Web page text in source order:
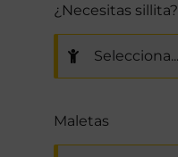
¿Necesitas sillita?
Maletas